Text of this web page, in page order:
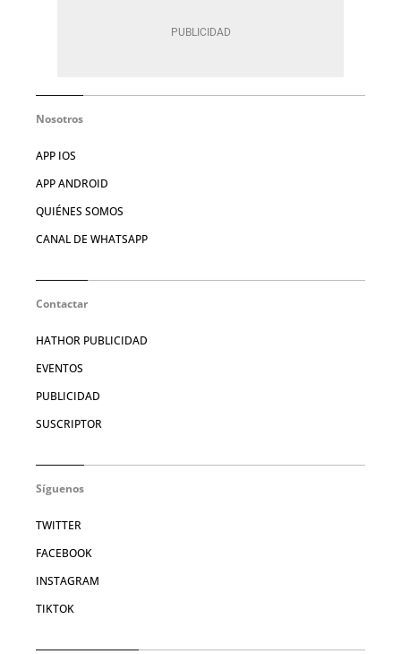
Nosotros
APP IOS
APP ANDROID
QUIÉNES SOMOS
CANAL DE WHATSAPP
Contactar
HATHOR PUBLICIDAD
EVENTOS
PUBLICIDAD
SUSCRIPTOR
Síguenos
TWITTER
FACEBOOK
INSTAGRAM
TIKTOK